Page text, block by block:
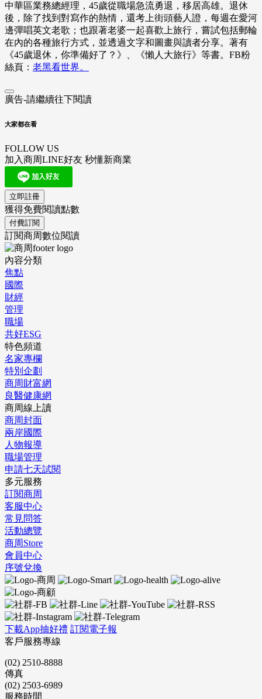
中華區業務總經理，45歲從職場急流勇退，移居高雄。退休
後，除了找到對寫作的熱情，還考上街頭藝人證，每週在愛河
邊彈唱英文老歌；也跟著老婆一起喜歡上旅行，嘗試包括郵輪
在內的各種旅行方式，並透過文字和圖畫與讀者分享。著有
《45歲退休，你準備好了？》、《懶人大旅行》等書。FB粉
絲頁： 老黑看世界。
廣告-請繼續往下閱讀
大家都在看
FOLLOW US
加入商周LINE好友 秒懂新商業
立即註冊
獲得免費閱讀點數
付費訂閱
訂閱商周數位閱讀
內容分類
焦點
國際
財經
管理
職場
共好ESG
特色頻道
名家專欄
特別企劃
商周財富網
良醫健康網
商周線上讀
商周封面
兩岸國際
人物報導
職場管理
申請七天試閱
多元服務
訂閱商周
客服中心
常見問答
活動總覽
商周Store
會員中心
序號兌換
下載App抽好禮 訂閱電子報
客戶服務專線
(02) 2510-8888
傳真
(02) 2503-6989
服務時間